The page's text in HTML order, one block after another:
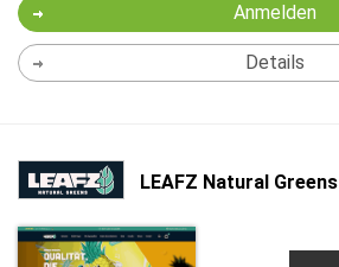
Anmelden
Details
LEAFZ Natural Greens